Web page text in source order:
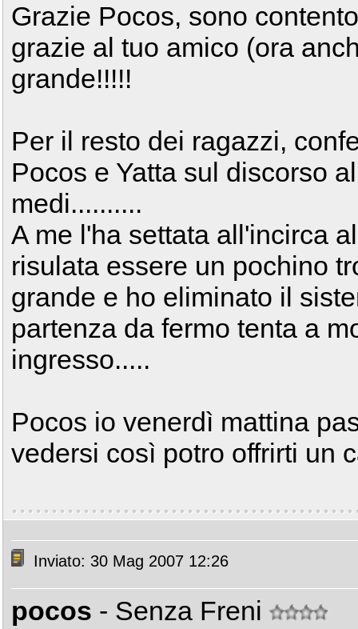
Grazie Pocos, sono
grazie al tuo amico (ora
grande!!!!!
Per il resto dei ragazzi,
Pocos e Yatta sul discorso
medi..........
A me l'ha settata all'incirca
risulata essere un pochino
grande e ho eliminato il
partenza da fermo tenta a
ingresso.....
Pocos io venerdì mattina
vedersi così potro offrirti un
Inviato: 30 Mag 2007 12:26
pocos - Senza Freni